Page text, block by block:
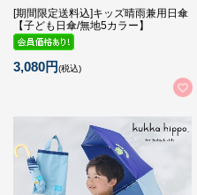
[期間限定送料込]キッズ晴雨兼用日傘
【子ども日傘/無地5カラー】
3,080円(税込)